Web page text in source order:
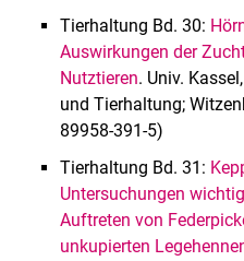
Tierhaltung Bd. 30:
Auswirkungen der
Nutztieren. Univ.
und Tierhaltung;
89958-391-5)
Tierhaltung Bd. 31:
Untersuchungen
Auftreten von
unkupierten